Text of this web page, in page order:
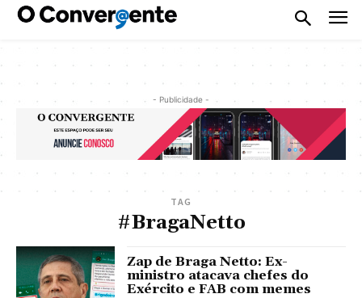
- Publicidade -
TAG
#BragaNetto
Zap de Braga Netto: Ex-
ministro atacava chefes do
Exército e FAB com memes